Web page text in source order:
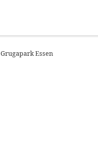
Grugapark Essen